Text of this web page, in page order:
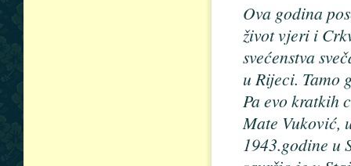
Ova godina
život vjeri i
svećenstva
u Rijeci. Tamo
Pa evo kratkih
Mate Vuković,
1943.godine u